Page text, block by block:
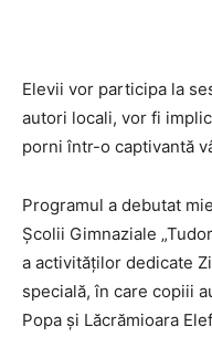
Elevii vor participa la
autori locali, vor fi
porni într-o captivantă
Programul a debutat
Școlii Gimnaziale
a activităților dedicate
specială, în care copiii
Popa și Lăcrămioara